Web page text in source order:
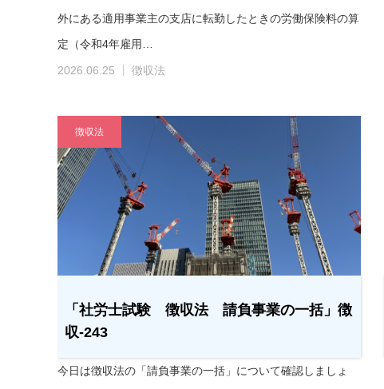
外にある適用事業主の支店に転勤したときの労働保険料の算
定（令和4年雇用…
2026.06.25 徴収法
徴収法
「社労士試験 徴収法 請負事業の一括」徴
収-243
今日は徴収法の「請負事業の一括」について確認しましょ